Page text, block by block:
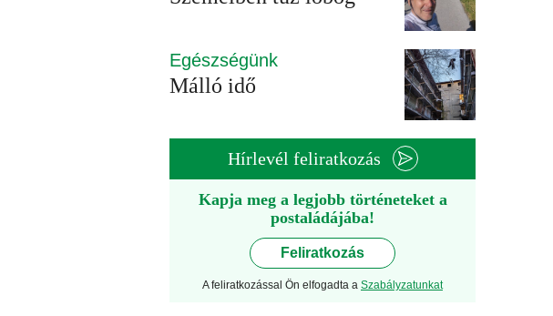
Egészségünk
Málló idő
Hírlevél feliratkozás
Kapja meg a legjobb történeteket a
postaládájába!
Feliratkozás
A feliratkozással Ön elfogadta a Szabályzatunkat